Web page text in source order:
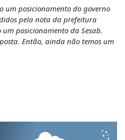
um posicionamento do governo
pela nota da prefeitura
posicionamento da Sesab.
Então, ainda não temos um